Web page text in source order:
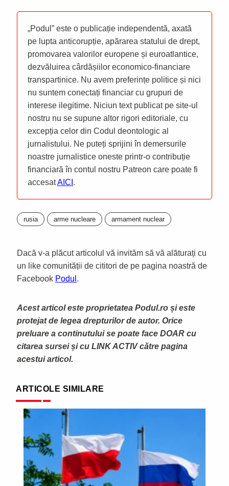
„Podul” este o publicație independentă, axată
pe lupta anticorupție, apărarea statului de drept,
promovarea valorilor europene și euroatlantice,
dezvăluirea cârdășiilor economico-financiare
transpartinice. Nu avem preferințe politice și nici
nu suntem conectați financiar cu grupuri de
interese ilegitime. Niciun text publicat pe site-ul
nostru nu se supune altor rigori editoriale, cu
excepția celor din Codul deontologic al
jurnalistului. Ne puteți sprijini în demersurile
noastre jurnalistice oneste printr-o contribuție
financiară în contul nostru Patreon care poate fi
accesatAICI .
rusia arme nucleare armament nuclear
Dacă v-a plăcut articolul vă invităm să vă alăturați cu
un like comunității de cititori de pe pagina noastră de
Facebook Podul .
Acest articol este proprietatea Podul.ro și este
protejat de legea drepturilor de autor. Orice
preluare a continutului se poate face DOAR cu
citarea sursei și cu LINK ACTIV către pagina
acestui articol.
ARTICOLE SIMILARE